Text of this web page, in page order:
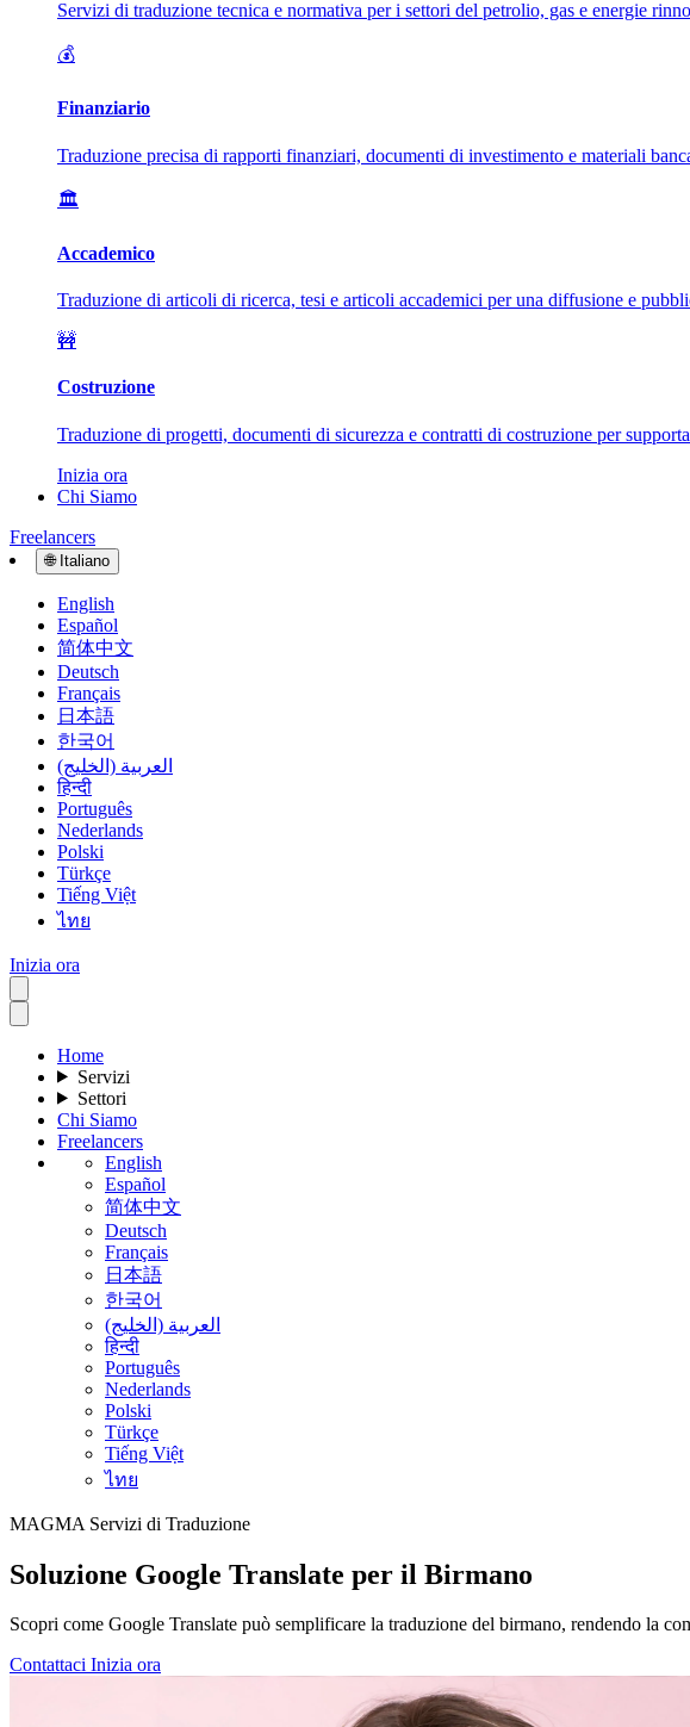
Servizi di traduzione tecnica e normativa per i settori del petrolio, gas e energie
💰
Finanziario
Traduzione precisa di rapporti finanziari, documenti di investimento e materiali
🏛️
Accademico
Traduzione di articoli di ricerca, tesi e articoli accademici per una diffusione e
🚧
Costruzione
Traduzione di progetti, documenti di sicurezza e contratti di costruzione per
Inizia ora
Chi Siamo
Freelancers
🌐 Italiano
English
Español
简体中文
Deutsch
Français
日本語
한국어
العربية (الخليج)
हिन्दी
Português
Nederlands
Polski
Türkçe
Tiếng Việt
ไทย
Inizia ora
Home
Servizi
Settori
Chi Siamo
Freelancers
English
Español
简体中文
Deutsch
Français
日本語
한국어
العربية (الخليج)
हिन्दी
Português
Nederlands
Polski
Türkçe
Tiếng Việt
ไทย
MAGMA Servizi di Traduzione
Soluzione Google Translate per il Birmano
Scopri come Google Translate può semplificare la traduzione del birmano, rendendo la
Contattaci Inizia ora